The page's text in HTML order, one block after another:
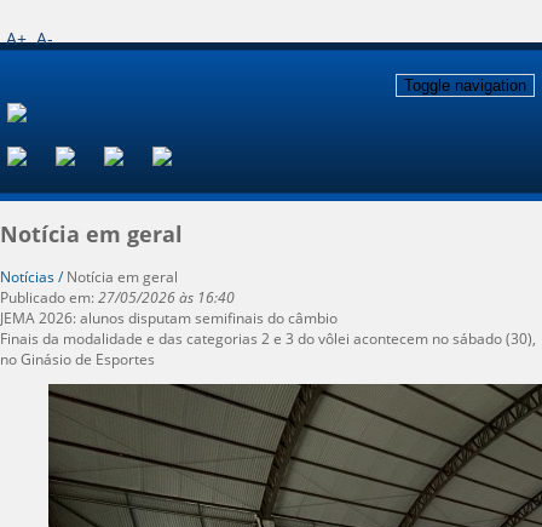
A+ A-
Toggle navigation
Notícia em geral
Notícias /Notícia em geral
Publicado em:27/05/2026 às 16:40
JEMA 2026: alunos disputam semifinais do câmbio
Finais da modalidade e das categorias 2 e 3 do vôlei acontecem no sábado (30),
no Ginásio de Esportes